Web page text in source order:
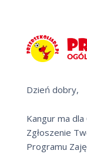
Dzień dobry,
Kangur ma
Zgłoszenie
Programu